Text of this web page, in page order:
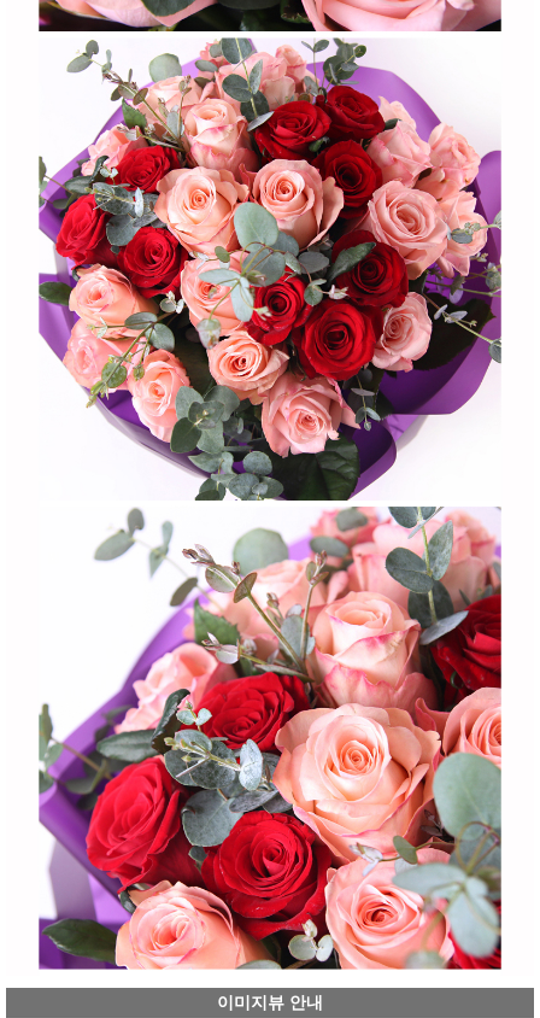
이미지뷰 안내